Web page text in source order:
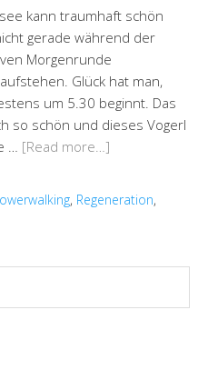
kann traumhaft schön
gerade während der
Morgenrunde
Glück hat man,
um 5.30 beginnt. Das
so schön und dieses Vogerl
… [Read more…]
, Regeneration,